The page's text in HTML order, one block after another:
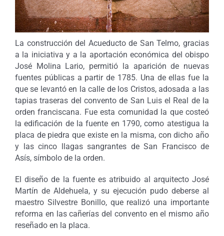
La construcción del Acueducto de San Telmo, gracias
a la iniciativa y a la aportación económica del obispo
José Molina Lario, permitió la aparición de nuevas
fuentes públicas a partir de 1785. Una de ellas fue la
que se levantó en la calle de los Cristos, adosada a las
tapias traseras del convento de San Luis el Real de la
orden franciscana. Fue esta comunidad la que costeó
la edificación de la fuente en 1790, como atestigua la
placa de piedra que existe en la misma, con dicho año
y las cinco llagas sangrantes de San Francisco de
Asís, símbolo de la orden.
El diseño de la fuente es atribuido al arquitecto José
Martín de Aldehuela, y su ejecución pudo deberse al
maestro Silvestre Bonillo, que realizó una importante
reforma en las cañerías del convento en el mismo año
reseñado en la placa.